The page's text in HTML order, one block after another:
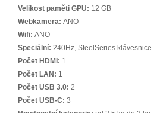
Velikost paměti GPU: 12 GB
Webkamera: ANO
Wifi: ANO
Speciální: 240Hz, SteelSeries klávesnice
Počet HDMI: 1
Počet LAN: 1
Počet USB 3.0: 2
Počet USB-C: 3